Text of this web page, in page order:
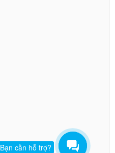
Bạn cần hỗ trợ?